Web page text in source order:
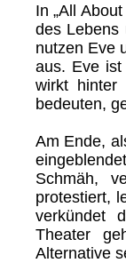
In „All
des Lebens
nutzen Eve
aus. Eve
wirkt
bedeuten,
Am Ende,
Schmäh,
protestiert,
verkündet
Theater
Alternative